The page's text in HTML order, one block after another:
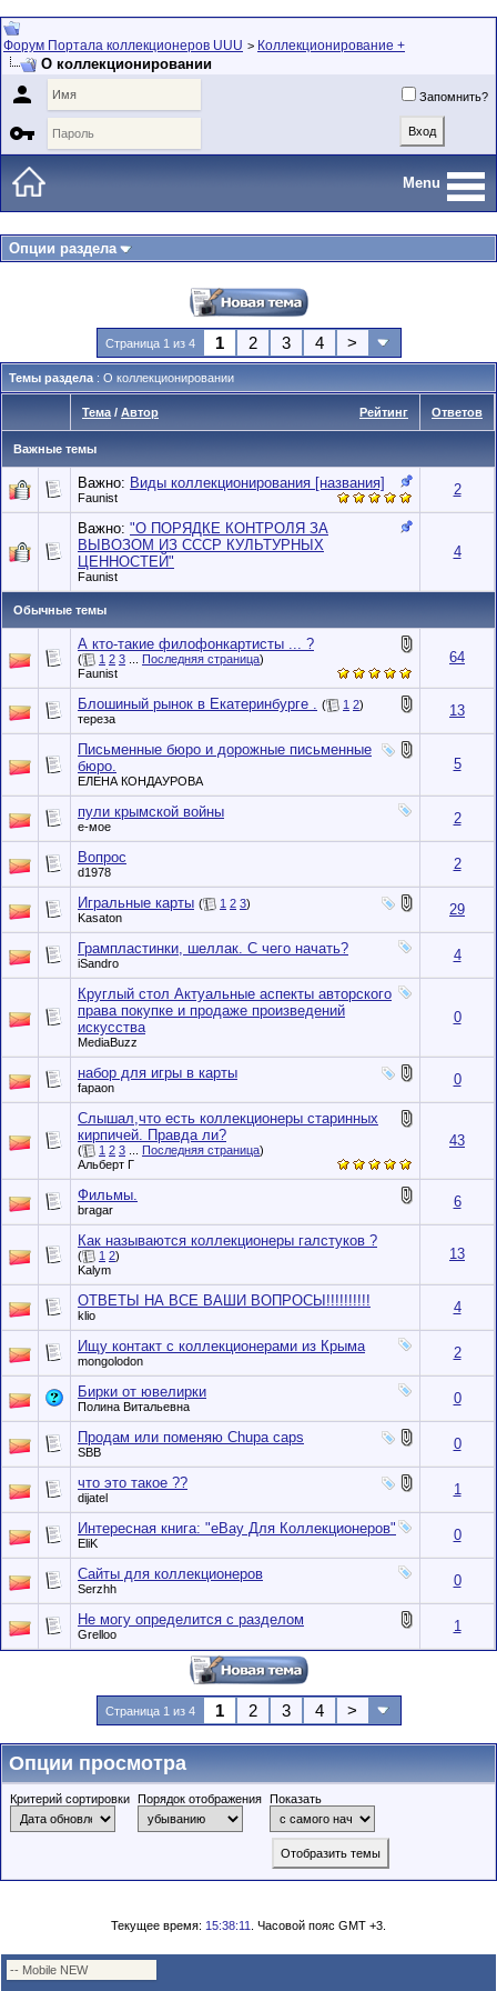
Форум Портала коллекционеров UUU > Коллекционирование +
О коллекционировании
 Запомнить?

Menu
Опции раздела
Страница 1 из 4 1 2 3 4 >
Темы раздела : О коллекционировании
Рейтинг
Тема / Автор Ответов
Важные темы
Важно: Виды коллекционирования [названия]
Faunist 2
Важно: "О ПОРЯДКЕ КОНТРОЛЯ ЗА
ВЫВОЗОМ ИЗ СССР КУЛЬТУРНЫХ
ЦЕННОСТЕЙ"
Faunist
4
Обычные темы
А кто-такие филофонкартисты ... ?
( 1 2 3 Последняя страница)
Faunist
64
Блошиный рынок в Екатеринбурге . ( 1 2)
тереза
13
Письменные бюро и дорожные письменные
бюро.
ЕЛЕНА КОНДАУРОВА
5
пули крымской войны
е-мое 2
Вопрос
d1978 2
Игральные карты ( 1 2 3)
Kasaton
29
Грампластинки, шеллак. С чего начать?
iSandro 4
Круглый стол Актуальные аспекты авторского
права покупке и продаже произведений
искусства
MediaBuzz
0
набор для игры в карты
fapaon 0
Слышал,что есть коллекционеры старинных
кирпичей. Правда ли?
( 1 2 3 Последняя страница)
Альберт Г
43
Фильмы.
bragar 6
Как называются коллекционеры галстуков ?
( 1 2)
Kalym
13
ОТВЕТЫ НА ВСЕ ВАШИ ВОПРОСЫ!!!!!!!!!!
klio 4
Ищу контакт с коллекционерами из Крыма
mongolodon 2
Бирки от ювелирки
Полина Витальевна 0
Продам или поменяю Chupa caps
SBB 0
что это такое ??
dijatel 1
Интересная книга: "eBay Для Коллекционеров"
EliK 0
Сайты для коллекционеров
Serzhh 0
Не могу определится с разделом
Grelloo 1
Страница 1 из 4 1 2 3 4 >
Опции просмотра
Критерий сортировки Порядок отображения Показать
Текущее время: 15:38:11 . Часовой пояс GMT +3.